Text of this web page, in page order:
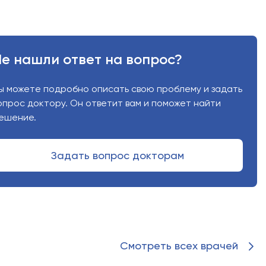
специалиста
нашли ответ на вопрос?
можете подробно описать свою проблему и задать
доктору. Он ответит вам и поможет найти
Задать вопрос докторам
Смотреть всех врачей